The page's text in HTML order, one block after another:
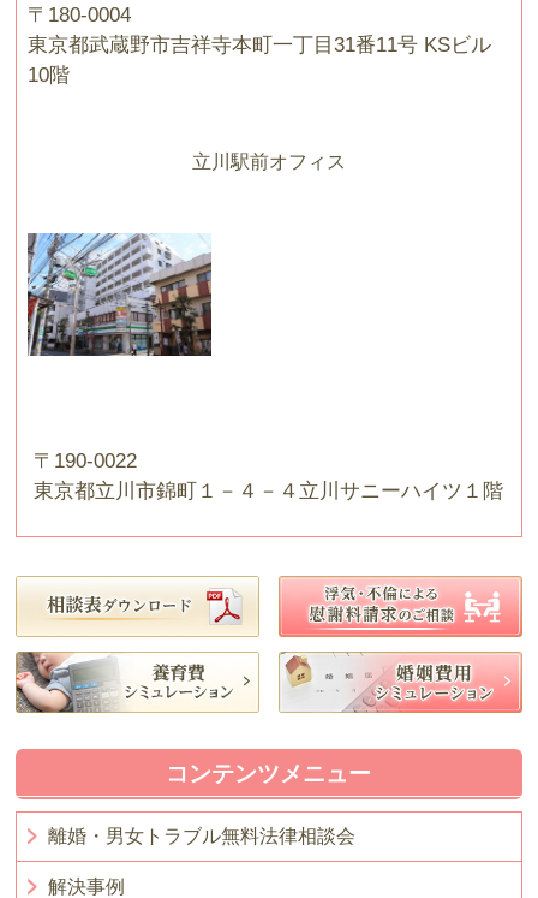
〒180-0004
東京都武蔵野市吉祥寺本町一丁目31番11号 KSビル
10階
立川駅前オフィス
〒190-0022
東京都立川市錦町１－４－４立川サニーハイツ１階
コンテンツメニュー
離婚・男女トラブル無料法律相談会
解決事例